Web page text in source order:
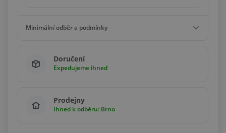
Minimální odběr a podmínky
1,00 ks
Násobky 1,00 ks
Doručení
Expedujeme ihned
Prodejny
Ihned k odběru: Brno